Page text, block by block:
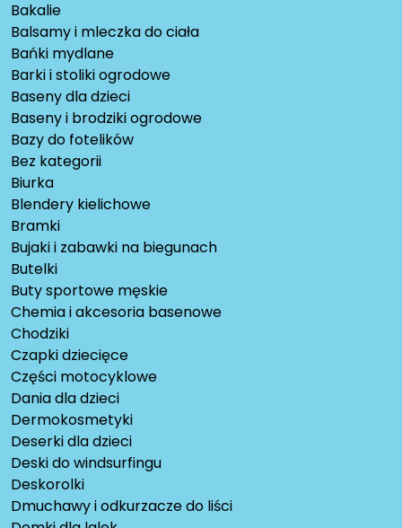
Bakalie
Balsamy i mleczka do ciała
Bańki mydlane
Barki i stoliki ogrodowe
Baseny dla dzieci
Baseny i brodziki ogrodowe
Bazy do fotelików
Bez kategorii
Biurka
Blendery kielichowe
Bramki
Bujaki i zabawki na biegunach
Butelki
Buty sportowe męskie
Chemia i akcesoria basenowe
Chodziki
Czapki dziecięce
Części motocyklowe
Dania dla dzieci
Dermokosmetyki
Deserki dla dzieci
Deski do windsurfingu
Deskorolki
Dmuchawy i odkurzacze do liści